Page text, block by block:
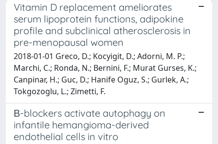
Vitamin D replacement ameliorates
serum lipoprotein functions, adipokine
profile and subclinical atherosclerosis in
pre-menopausal women
2018-01-01 Greco, D.; Kocyigit, D.; Adorni, M. P.;
Marchi, C.; Ronda, N.; Bernini, F.; Murat Gurses, K.;
Canpinar, H.; Guc, D.; Hanife Oguz, S.; Gurlek, A.;
Tokgozoglu, L.; Zimetti, F.
Β-blockers activate autophagy on
infantile hemangioma-derived
endothelial cells in vitro